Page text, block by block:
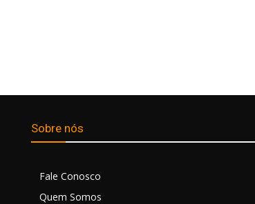
Sobre nós
Fale Conosco
Quem Somos